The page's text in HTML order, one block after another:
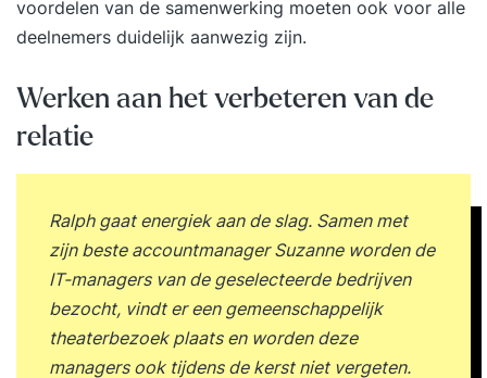
voordelen van de samenwerking moeten ook voor alle
deelnemers duidelijk aanwezig zijn.
Werken aan het verbeteren van de
relatie
Ralph gaat energiek aan de slag. Samen met
zijn beste accountmanager Suzanne worden de
IT-managers van de geselecteerde bedrijven
bezocht, vindt er een gemeenschappelijk
theaterbezoek plaats en worden deze
managers ook tijdens de kerst niet vergeten.